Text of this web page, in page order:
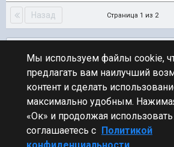
Назад Страница 1 из 2
ПЕРЕЙТИ К СПИСКУ ТЕМ
Обсуждение Мира Кораблей
Мы используем файлы cookie,
предлагать вам наилучший
контент и сделать
максимально удобным.
«Ок» и продолжая
соглашаетесь с Политикой